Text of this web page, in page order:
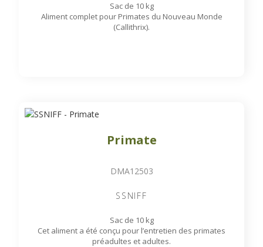
Sac de 10 kg
Aliment complet pour Primates du Nouveau Monde
(Callithrix).
Primate
DMA12503
SSNIFF
Sac de 10 kg
Cet aliment a été conçu pour l’entretien des primates
préadultes et adultes.